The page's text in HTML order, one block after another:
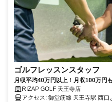
ゴルフレッスンスタッフ
月収平均40万円以上！月収100万円
すさ◎充実の研修で未経験からでも
ー！！
RIZAP GOLF 天王寺店
アクセス: 御堂筋線 天王寺駅 西口より徒歩5分 近畿日本鉄道 大阪阿部